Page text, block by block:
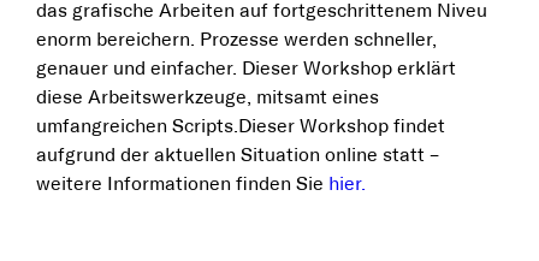
das grafische Arbeiten auf fortgeschrittenem Niveu
enorm bereichern. Prozesse werden schneller,
genauer und einfacher. Dieser Workshop erklärt
diese Arbeitswerkzeuge, mitsamt eines
umfangreichen Scripts.Dieser Workshop findet
aufgrund der aktuellen Situation online statt –
weitere Informationen finden Sie hier.